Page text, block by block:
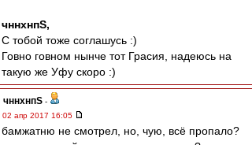
чннхнпS,
С тобой тоже соглашусь :)
Говно говном нынче тот Грасия, надеюсь на
такую же Уфу скоро :)
чннхнпS -
02 апр 2017 16:05
бамжатню не смотрел, но, чую, всё пропало?